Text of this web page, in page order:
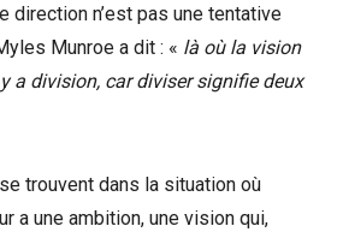
direction n’est pas une tentative
Munroe a dit : « là où la vision
a division, car diviser signifie deux
trouvent dans la situation où
a une ambition, une vision qui,